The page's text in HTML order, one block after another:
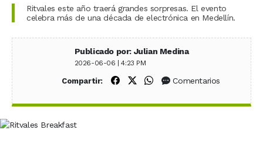
Ritvales este año traerá grandes sorpresas. El evento
celebra más de una década de electrónica en Medellín.
Publicado por: Julian Medina
2026-06-06 | 4:23 PM
Compartir: Compartir en Facebook
Compartir en X (Twitter)
Compartir en WhatsApp
Comentarios